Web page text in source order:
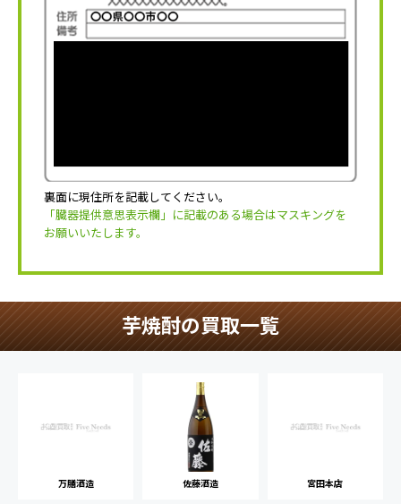
裏面に現住所を記載してください。
「臓器提供意思表示欄」に記載のある場合はマスキングを
お願いいたします。
芋焼酎の買取一覧
万膳酒造 佐藤酒造 宮田本店